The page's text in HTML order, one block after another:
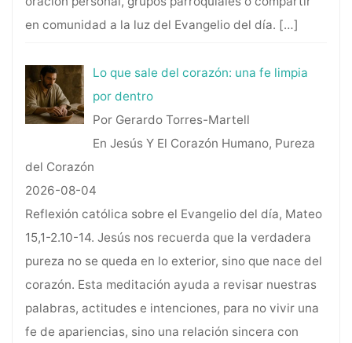
en comunidad a la luz del Evangelio del día. […]
Lo que sale del corazón: una fe limpia
por dentro
Por Gerardo Torres-Martell
En Jesús Y El Corazón Humano, Pureza
del Corazón
2026-08-04
Reflexión católica sobre el Evangelio del día, Mateo
15,1-2.10-14. Jesús nos recuerda que la verdadera
pureza no se queda en lo exterior, sino que nace del
corazón. Esta meditación ayuda a revisar nuestras
palabras, actitudes e intenciones, para no vivir una
fe de apariencias, sino una relación sincera con